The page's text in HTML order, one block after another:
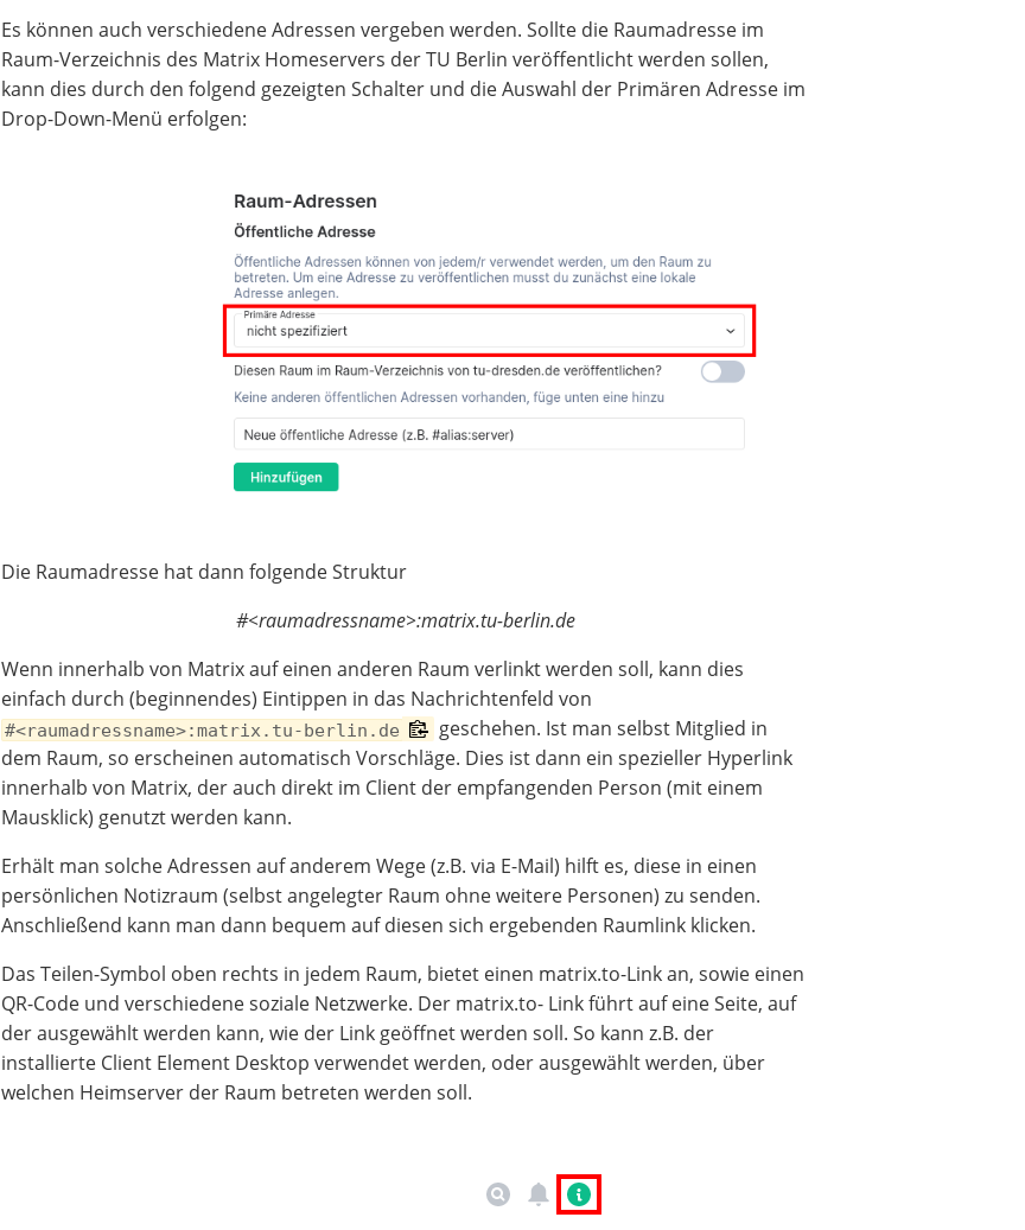
Es können auch verschiedene Adressen vergeben werden. Sollte die Raumadresse im
Raum-Verzeichnis des Matrix Homeservers der TU Berlin veröffentlicht werden sollen,
kann dies durch den folgend gezeigten Schalter und die Auswahl der Primären Adresse im
Drop-Down-Menü erfolgen:
Die Raumadresse hat dann folgende Struktur
#<raumadressname>:matrix.tu-berlin.de
Wenn innerhalb von Matrix auf einen anderen Raum verlinkt werden soll, kann dies
einfach durch (beginnendes) Eintippen in das Nachrichtenfeld von
#<raumadressname>:matrix.tu-berlin.de
geschehen. Ist man selbst Mitglied in
dem Raum, so erscheinen automatisch Vorschläge. Dies ist dann ein spezieller Hyperlink
innerhalb von Matrix, der auch direkt im Client der empfangenden Person (mit einem
Mausklick) genutzt werden kann.
Erhält man solche Adressen auf anderem Wege (z.B. via E-Mail) hilft es, diese in einen
persönlichen Notizraum (selbst angelegter Raum ohne weitere Personen) zu senden.
Anschließend kann man dann bequem auf diesen sich ergebenden Raumlink klicken.
Das Teilen-Symbol oben rechts in jedem Raum, bietet einen matrix.to-Link an, sowie einen
QR-Code und verschiedene soziale Netzwerke. Der matrix.to- Link führt auf eine Seite, auf
der ausgewählt werden kann, wie der Link geöffnet werden soll. So kann z.B. der
installierte Client Element Desktop verwendet werden, oder ausgewählt werden, über
welchen Heimserver der Raum betreten werden soll.